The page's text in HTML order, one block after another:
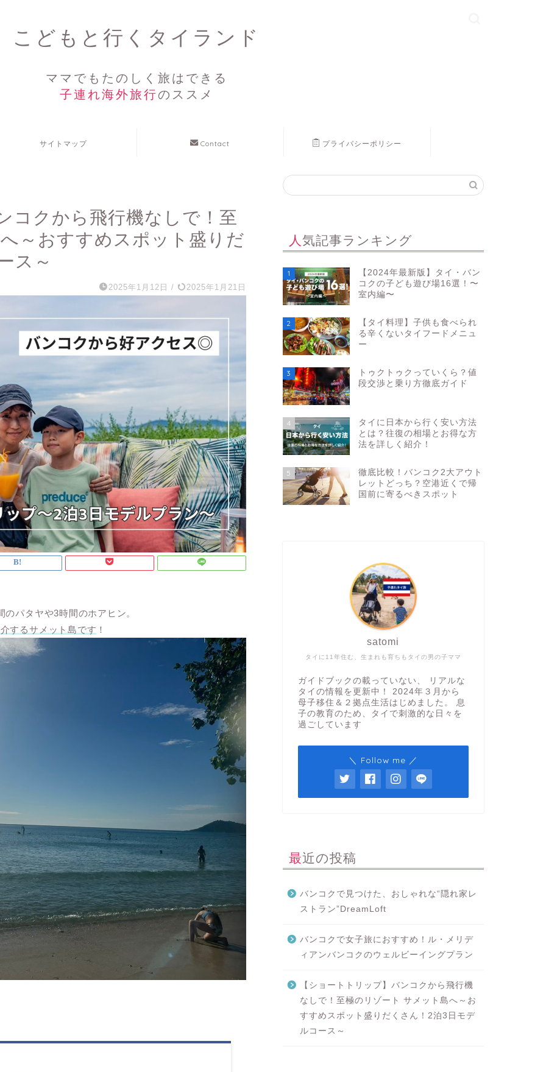
こどもと行くタイランド
ママでもたのしく旅はできる
子連れ海外旅行のススメ
サイトマップ Contact プライバシーポリシー
コクから飛行機なしで！至
～おすすめスポット盛りだ
ス～
2025年1月12日 / 2025年1月21日
パタヤや3時間のホアヒン。
するサメット島です ！
人気記事ランキング
1
【2024年最新版】タイ・バン
コクの子ども遊び場16選！〜
室内編〜
2
【タイ料理】子供も食べられ
る辛くないタイフードメニュ
ー
3
トゥクトゥクっていくら？値
段交渉と乗り方徹底ガイド
4
タイに日本から行く安い方法
とは？往復の相場とお得な方
法を詳しく紹介！
5
徹底比較！バンコク2大アウト
レットどっち？空港近くで帰
国前に寄るべきスポット
タイに11年住む、生まれも育ちもタイの男の子ママ
satomi
ガイドブックの載っていない、 リアルな
タイの情報を更新中！ 2024年３月から
母子移住＆２拠点生活はじめました。 息
子の教育のため、タイで刺激的な日々を
過ごしています
＼ Follow me ／
最近の投稿
バンコクで見つけた、おしゃれな“隠れ家レ
ストラン”DreamLoft
バンコクで女子旅におすすめ！ル・メリデ
ィアンバンコクのウェルビーイングプラン
【ショートトリップ】バンコクから飛行機
なしで！至極のリゾート サメット島へ～お
すすめスポット盛りだくさん！2泊3日モデ
ルコース～